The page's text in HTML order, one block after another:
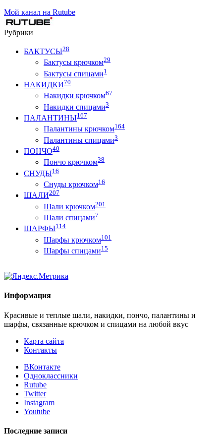
Мой канал на Rutube
Рубрики
БАКТУСЫ28
Бактусы крючком29
Бактусы спицами1
НАКИДКИ70
Накидки крючком67
Накидки спицами3
ПАЛАНТИНЫ167
Палантины крючком164
Палантины спицами3
ПОНЧО40
Пончо крючком38
СНУДЫ16
Снуды крючком16
ШАЛИ207
Шали крючком201
Шали спицами7
ШАРФЫ114
Шарфы крючком101
Шарфы спицами15
Информация
Красивые и теплые шали, накидки, пончо, палантины и
шарфы, связанные крючком и спицами на любой вкус
Карта сайта
Контакты
ВКонтакте
Одноклассники
Rutube
Twitter
Instagram
Youtube
Последние записи